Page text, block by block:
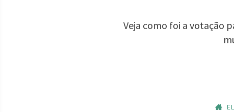
Veja como foi a votação